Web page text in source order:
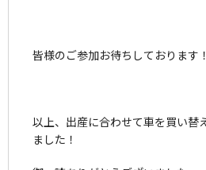
皆様のご参加お待ちしております
以上、出産に合わせて車を買い替
ました！